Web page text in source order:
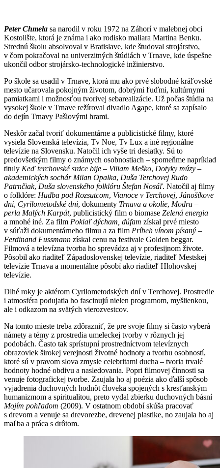
Peter Chmela sa narodil v roku 1972 na Záhorí v malebnej obci
Kostolište, ktorá je známa i ako rodisko maliara Martina Benku.
Strednú školu absolvoval v Bratislave, kde študoval strojárstvo,
v čom pokračoval na univerzitných štúdiách v Trnave, kde úspešne
ukončil odbor strojársko-technologické inžinierstvo.
Po škole sa usadil v Trnave, ktorá mu ako prvé slobodné kráľovské
mesto učarovala pokojným životom, dobrými ľuďmi, kultúrnymi
pamiatkami i možnosťou tvorivej sebarealizácie. Už počas štúdia na
vysokej škole v Trnave režíroval divadlo Agape, ktoré sa zapísalo
do dejín Trnavy Pašiovými hrami.
Neskôr začal tvoriť dokumentárne a publicistické filmy, ktoré
vysiela Slovenská televízia, Tv Noe, Tv Lux a iné regionálne
televízie na Slovensku. Natočil ich vyše tri desiatky. Sú to
predovšetkým filmy o známych osobnostiach – spomeňme napríklad
tituly Keď terchovské srdce bije – Viliam Meško, Dotyky múzy –
akademických sochár Milan Opalka, Duša Terchovej Rudo
Patrnčiak, Duša slovenského folklóru Štefan Nosáľ. Natočil aj filmy
o folklóre: Hudba pod Rozsutcom, Vianoce v Terchovej, Jánošíkove
dni, Cyrilometodské dni, dokumenty Trnava a okolie, Modra –
perla Malých Karpát, publicistický film o biomase Zelená energia
a mnohé iné. Za film Pokiaľ dýcham, dúfam získal prvé miesto
v súťaži dokumentárneho filmu a za film Príbeh vínom písaný –
Ferdinand Fussmann získal cenu na festivale Golden beggar.
Filmová a televízna tvorba ho sprevádza aj v profesijnom živote.
Pôsobil ako riaditeľ Západoslovenskej televízie, riaditeľ Mestskej
televízie Trnava a momentálne pôsobí ako riaditeľ Hlohovskej
televízie.
Dlhé roky je aktérom Cyrilometodských dní v Terchovej. Prostredie
i atmosféra podujatia ho fascinujú nielen programom, myšlienkou,
ale i odkazom na svätých vierozvestcov.
Na tomto mieste treba zdôrazniť, že pre svoje filmy si často vyberá
námety a témy z prostredia umeleckej tvorby v rôznych jej
podobách. Často tak sprístupní prostredníctvom televíznych
obrazoviek širokej verejnosti životné hodnoty a tvorbu osobností,
ktoré sú v pravom slova zmysle celebritami ducha – tvoria trvalé
hodnoty hodné obdivu a nasledovania. Popri filmovej činnosti sa
venuje fotografickej tvorbe. Zaujala ho aj poézia ako ďalší spôsob
vyjadrenia duchovných hodnôt človeka spojených s kresťanským
humanizmom a spiritualitou, preto vydal zbierku duchovných básní
Mojím pohľadom (2009). V ostatnom období skúša pracovať
s drevom a venuje sa drevorezbe, drevenej plastike, no zaujala ho aj
maľba a práca s drôtom.